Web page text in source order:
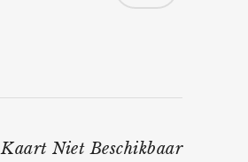
Kaart Niet Beschikbaar